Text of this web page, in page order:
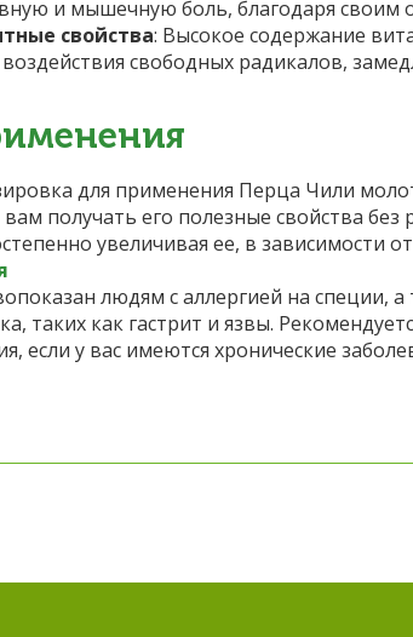
и мышечную боль, благодаря своим
свойства: Высокое содержание
свободных радикалов,
для применения Перца Чили
получать его полезные свойства
увеличивая ее, в зависимости
людям с аллергией на специи,
таких как гастрит и язвы.
если у вас имеются хронические